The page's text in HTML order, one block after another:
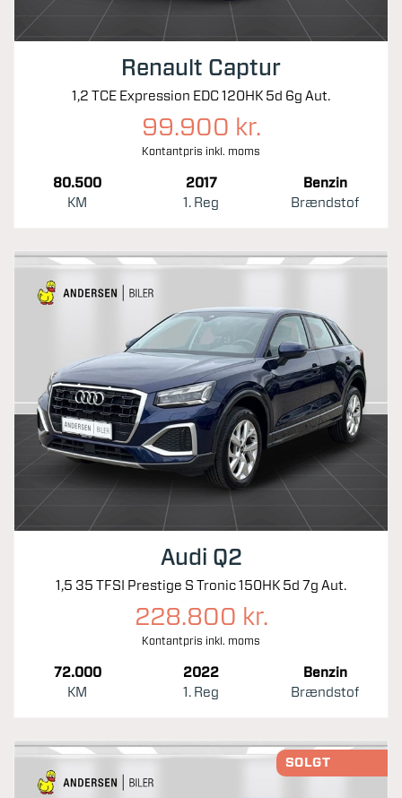
Renault Captur
1,2 TCE Expression EDC 120HK 5d 6g Aut.
99.900 kr.
Kontantpris inkl. moms
80.500
KM
2017
1. Reg
Benzin
Brændstof
Audi Q2
1,5 35 TFSI Prestige S Tronic 150HK 5d 7g Aut.
228.800 kr.
Kontantpris inkl. moms
72.000
KM
2022
1. Reg
Benzin
Brændstof
SOLGT